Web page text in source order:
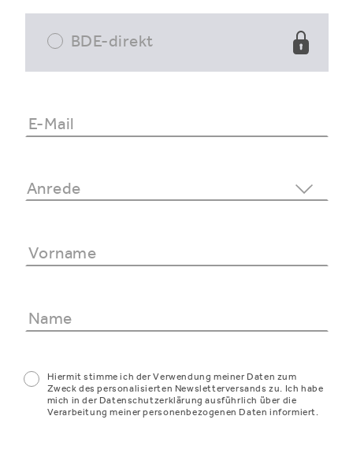
BDE-direkt
Hiermit stimme ich der Verwendung meiner Daten zum
Zweck des personalisierten Newsletterversands zu. Ich habe
mich in der Datenschutzerklärung ausführlich über die
Verarbeitung meiner personenbezogenen Daten informiert.